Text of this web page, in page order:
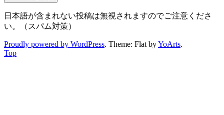
日本語が含まれない投稿は無視されますのでご注意くださ
い。（スパム対策）
Proudly powered by WordPress. Theme: Flat byYoArts.
Top